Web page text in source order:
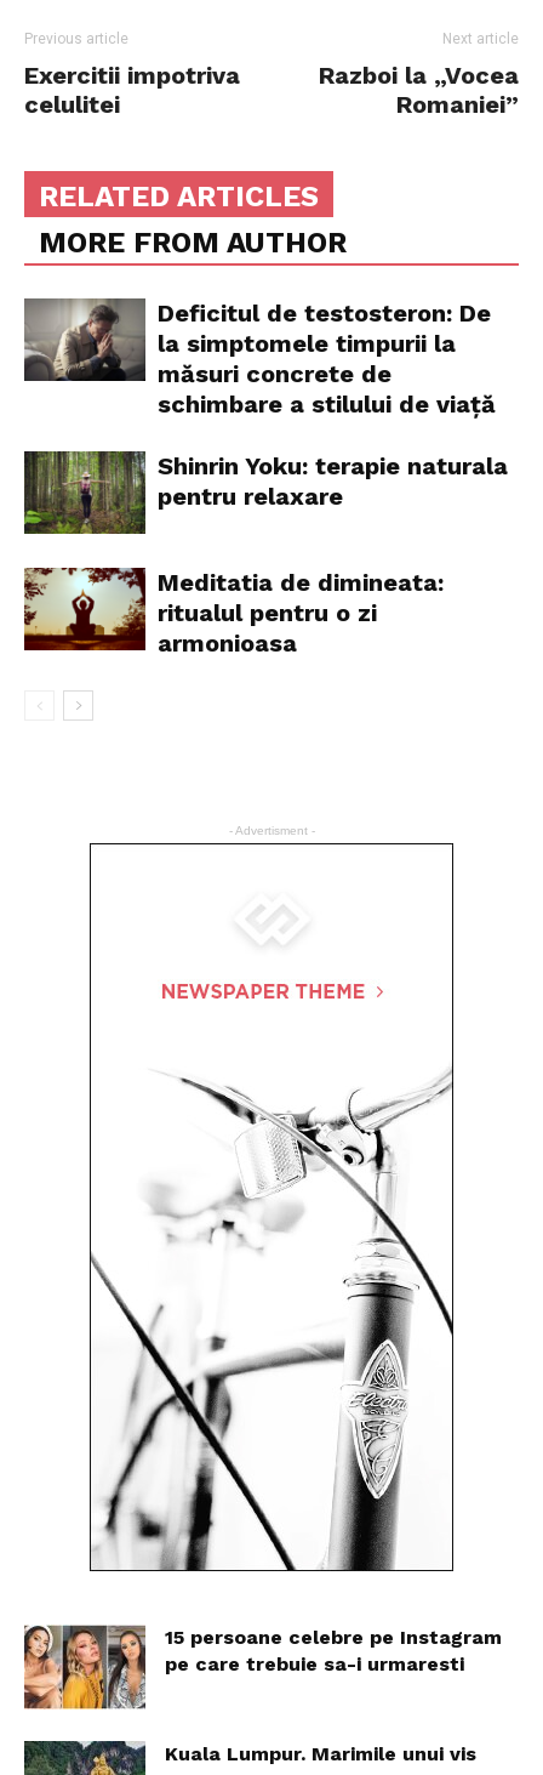
Previous article
Exercitii impotriva
celulitei
Next article
Razboi la „Vocea
Romaniei”
RELATED ARTICLES
MORE FROM AUTHOR
Deficitul de testosteron: De
la simptomele timpurii la
măsuri concrete de
schimbare a stilului de viață
Shinrin Yoku: terapie naturala
pentru relaxare
Meditatia de dimineata:
ritualul pentru o zi
armonioasa
- Advertisment -
15 persoane celebre pe Instagram
pe care trebuie sa-i urmaresti
Kuala Lumpur. Marimile unui vis